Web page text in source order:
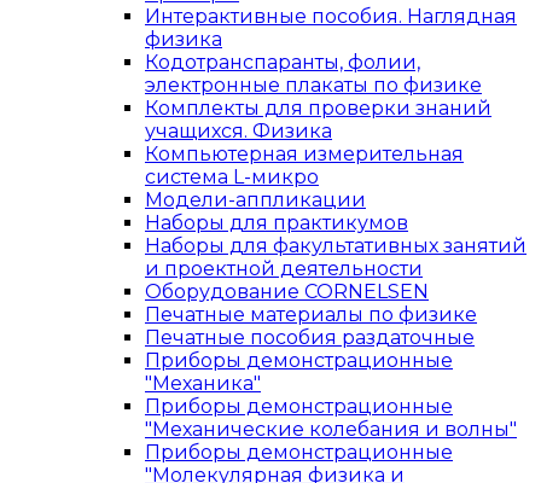
Интерактивные пособия. Наглядная
физика
Кодотранспаранты, фолии,
электронные плакаты по физике
Комплекты для проверки знаний
учащихся. Физика
Компьютерная измерительная
система L-микро
Модели-аппликации
Наборы для практикумов
Наборы для факультативных занятий
и проектной деятельности
Оборудование CORNELSEN
Печатные материалы по физике
Печатные пособия раздаточные
Приборы демонстрационные
"Механика"
Приборы демонстрационные
"Механические колебания и волны"
Приборы демонстрационные
"Молекулярная физика и